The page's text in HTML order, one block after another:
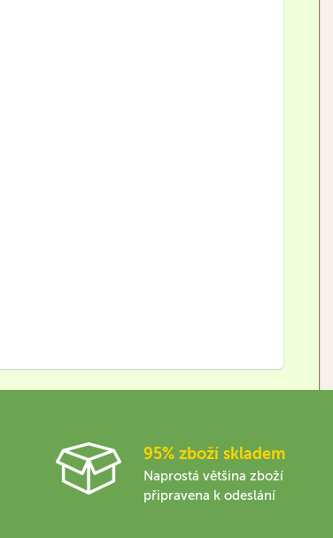
95% zboží skladem
Naprostá většina zboží
připravena k odeslání